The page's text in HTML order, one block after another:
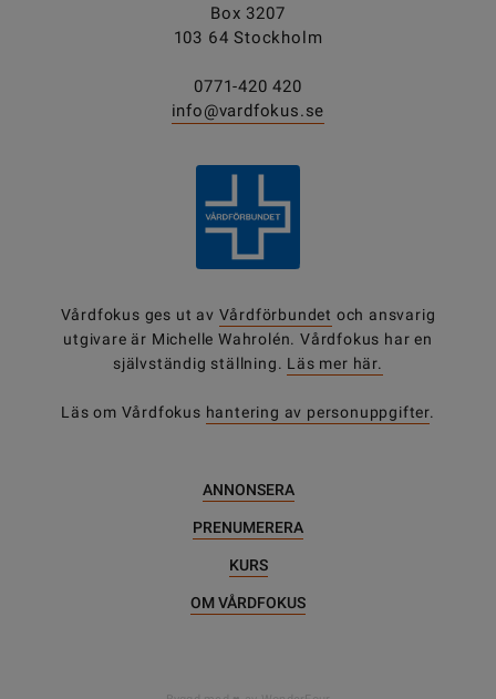
Box 3207
103 64 Stockholm
0771-420 420
info@vardfokus.se
Vårdfokus ges ut av Vårdförbundet och ansvarig
utgivare är Michelle Wahrolén. Vårdfokus har en
självständig ställning. Läs mer här.
Läs om Vårdfokus hantering av personuppgifter.
ANNONSERA
PRENUMERERA
KURS
OM VÅRDFOKUS